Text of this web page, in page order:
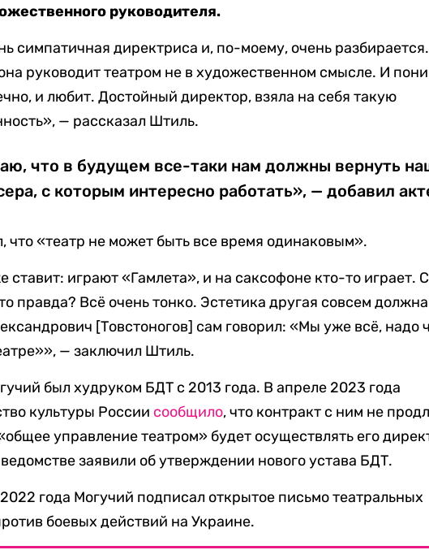
руководителя.
симпатичная директриса и, по-моему, очень
руководит театром не в художественном смысле. И
и любит. Достойный директор, взяла на себя такую
— рассказал Штиль.
что в будущем все-таки нам должны вернуть
с которым интересно работать», — добавил
что «театр не может быть все время одинаковым».
ставит: играют «Гамлета», и на саксофоне кто-то играет.
правда? Всё очень тонко. Эстетика другая совсем
[Товстоногов] сам говорил: «Мы уже всё, надо
— заключил Штиль.
был худруком БДТ с 2013 года. В апреле 2023 года
культуры России сообщило, что контракт с ним не
управление театром» будет осуществлять его
заявили об утверждении нового устава БДТ.
года Могучий подписал открытое письмо театральных
боевых действий на Украине.